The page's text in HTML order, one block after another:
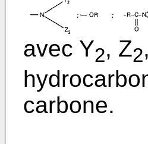
avec Y2, Z2
carbone.